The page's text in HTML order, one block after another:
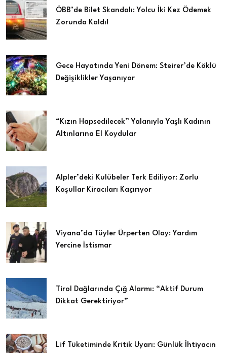
ÖBB’de Bilet Skandalı: Yolcu İki Kez Ödemek
Zorunda Kaldı!
Gece Hayatında Yeni Dönem: Steirer’de Köklü
Değişiklikler Yaşanıyor
“Kızın Hapsedilecek” Yalanıyla Yaşlı Kadının
Altınlarına El Koydular
Alpler’deki Kulübeler Terk Ediliyor: Zorlu
Koşullar Kiracıları Kaçırıyor
Viyana’da Tüyler Ürperten Olay: Yardım
Yercine İstismar
Tirol Dağlarında Çığ Alarmı: “Aktif Durum
Dikkat Gerektiriyor”
Lif Tüketiminde Kritik Uyarı: Günlük İhtiyacın